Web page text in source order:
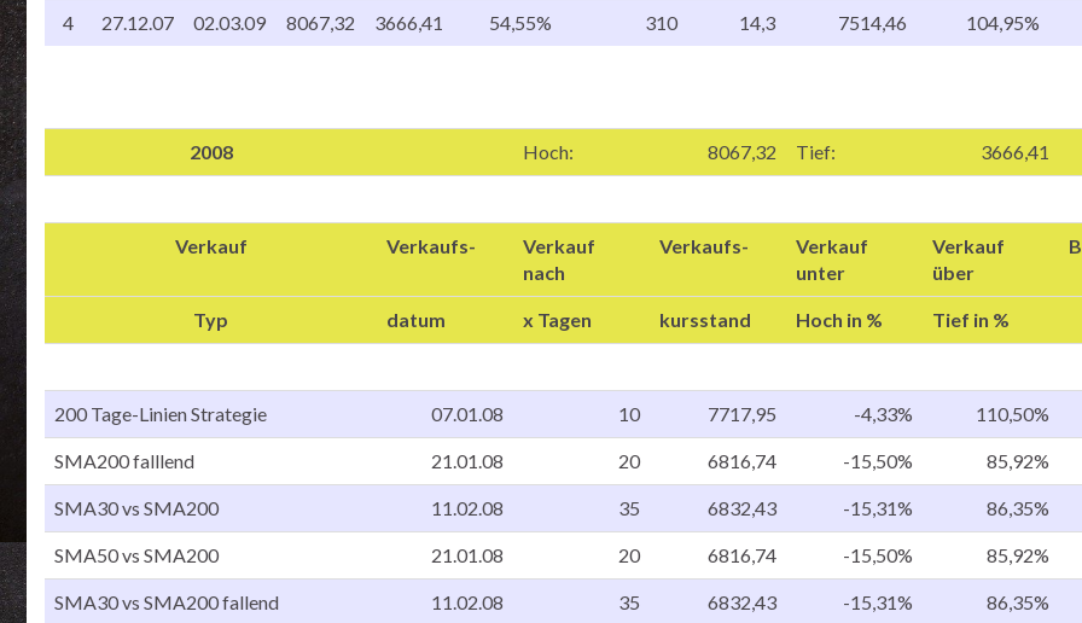
4 27.12.07 02.03.09 8067,32 3666,41 54,55% 310 14,3 7514,46 104,95%
2008 Hoch: 8067,32 Tief: 3666,41
Verkauf Verkaufs-
Verkauf
nach
Verkaufs-
Verkauf
unter
Verkauf
über
Typ datum x Tagen kursstand Hoch in % Tief in %
200 Tage-Linien Strategie 07.01.08 10 7717,95 -4,33% 110,50%
SMA200 falllend 21.01.08 20 6816,74 -15,50% 85,92%
SMA30 vs SMA200 11.02.08 35 6832,43 -15,31% 86,35%
SMA50 vs SMA200 21.01.08 20 6816,74 -15,50% 85,92%
SMA30 vs SMA200 fallend 11.02.08 35 6832,43 -15,31% 86,35%